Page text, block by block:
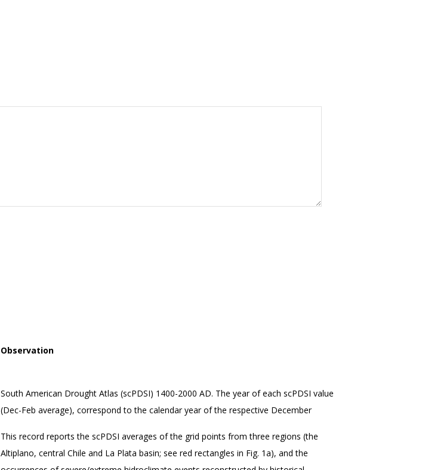
Observation
South American Drought Atlas (scPDSI) 1400-2000 AD. The year of each scPDSI value
(Dec-Feb average), correspond to the calendar year of the respective December
This record reports the scPDSI averages of the grid points from three regions (the
Altiplano, central Chile and La Plata basin; see red rectangles in Fig. 1a), and the